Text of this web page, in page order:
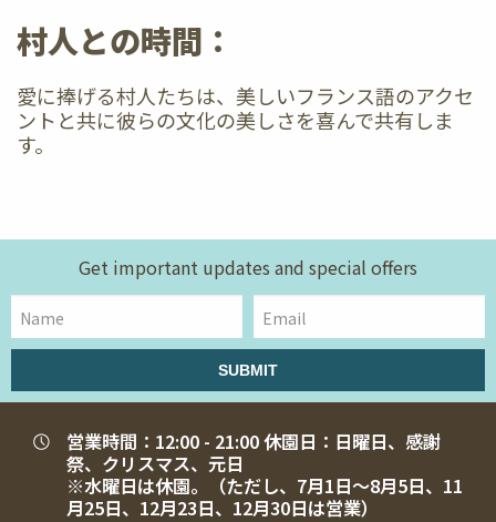
村人との時間：
愛に捧げる村人たちは、美しいフランス語のアクセ
ントと共に彼らの文化の美しさを喜んで共有しま
す。
Get important updates and special offers
営業時間：12:00 - 21:00 休園日：日曜日、感謝
祭、クリスマス、元日
※水曜日は休園。（ただし、7月1日～8月5日、11
月25日、12月23日、12月30日は営業）